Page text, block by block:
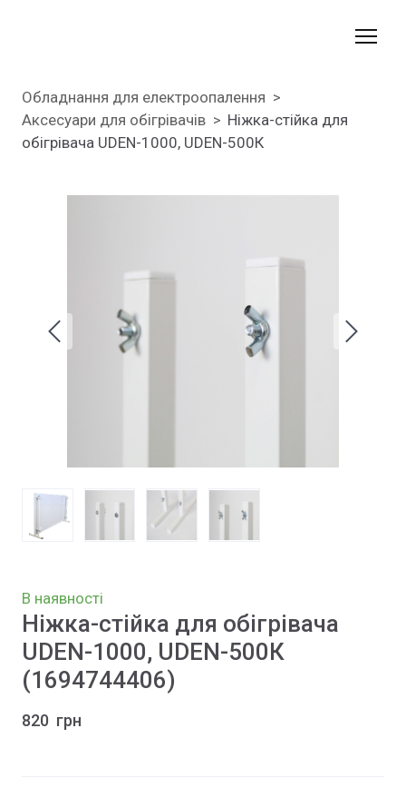
Обладнання для електроопалення
Аксесуари для обігрівачів
Ніжка-стійка для
обігрівача UDEN-1000, UDEN-500К
В наявності
Ніжка-стійка для обігрівача
UDEN-1000, UDEN-500К
(1694744406)
820  грн